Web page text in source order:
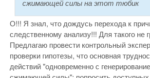
сжимающей силы на этот тюбик
О!!! Я знал, что дождусь перехода к
следственному анализу!!! Для такого не
Предлагаю провести контрольный
проверки гипотезы, что основная
действий "одновременно с